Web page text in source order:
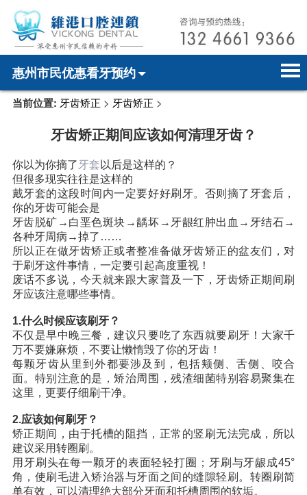
惠州市民优惠看牙预约
首页home page
医院简介hospital introduction
医师介绍doctor introduction
医疗新闻medical news
牙科案例dental case
种植牙dental implant
箍牙orthodontics
收费标准charge standard
就医指引contact us
电话预约
微信预约
WhatsApp预约
当前位置: 牙齿矫正 > 牙齿矫正 >
牙齿矫正期间应该如何清理牙齿？
你以为你摘了 牙套 以后是这样的？
但很多现实往往是这样的
戴牙套的这段时间内一定要好好刷牙。否则摘了牙套后，
你的牙齿可能会是
牙齿脱矿→白垩色斑块→龋坏→牙龈红肿出血→牙结石→
各种牙周病→掉了……
所以正在做牙齿矫正或者整准备做牙齿矫正的盆友们，对
于刷牙这件事情，一定要引起高度重视！
废话不多说，今天就来跟大家普及一下，牙齿矫正期间刷
牙应该注意哪些事情。
1.什么时候应该刷牙？
不仅是早中晚三餐，建议只要吃了东西就要刷牙！大家千
万不要嫌麻烦，不要让懒惰毁了你的牙齿！
每颗牙齿从里到外都要涉及到，包括颊侧、舌侧、咬合
面。特别注意的是，矫治周围，残渣细菌特别容易聚集在
这里，更要仔细刷干净。
2.应该如何刷牙？
矫正期间，由于托槽的阻挡，正常的竖刷无法完成，所以
建议采用转圈刷。
用牙刷头在每一颗牙的表面轻轻打圈；牙刷与牙龈成45°
角，使刷毛进入矫治器与牙面之间的缝隙轻刷。转圈刷简
单有效，可以清理绝大部分牙面和托槽周围的软垢。